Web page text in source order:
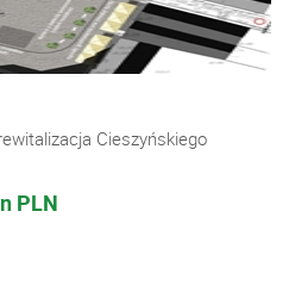
Cieszyńskiego
PLN